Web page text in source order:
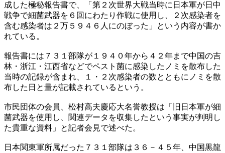
成した極秘報告書で、「第２次世界大戦当時に日本軍が日中
戦争で細菌武器を６回にわたり作戦に使用し、２次感染者を
含む感染者は２万５９４６人にのぼった」という内容が書か
れている。
報告書には７３１部隊が１９４０年から４２年まで中国の吉
林・浙江・江西省などでペスト菌に感染したノミを散布した
当時の記録が含まれ、１・２次感染者の数とともにノミを散
布した日と量が記載されているという。
市民団体の会員、松村高夫慶応大名誉教授は「旧日本軍が細
菌武器を使用し、関連データを収集したという事実が判明し
た貴重な資料」と記者会見で述べた。
日本関東軍所属だった７３１部隊は３６－４５年、中国黒龍